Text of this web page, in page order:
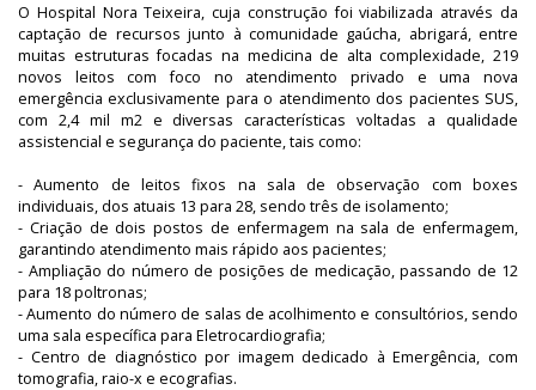
O Hospital Nora Teixeira, cuja construção foi viabilizada através da
captação de recursos junto à comunidade gaúcha, abrigará, entre
muitas estruturas focadas na medicina de alta complexidade, 219
novos leitos com foco no atendimento privado e uma nova
emergência exclusivamente para o atendimento dos pacientes SUS,
com 2,4 mil m2 e diversas características voltadas a qualidade
assistencial e segurança do paciente, tais como:
- Aumento de leitos fixos na sala de observação com boxes
individuais, dos atuais 13 para 28, sendo três de isolamento;
- Criação de dois postos de enfermagem na sala de enfermagem,
garantindo atendimento mais rápido aos pacientes;
- Ampliação do número de posições de medicação, passando de 12
para 18 poltronas;
- Aumento do número de salas de acolhimento e consultórios, sendo
uma sala específica para Eletrocardiografia;
- Centro de diagnóstico por imagem dedicado à Emergência, com
tomografia, raio-x e ecografias.